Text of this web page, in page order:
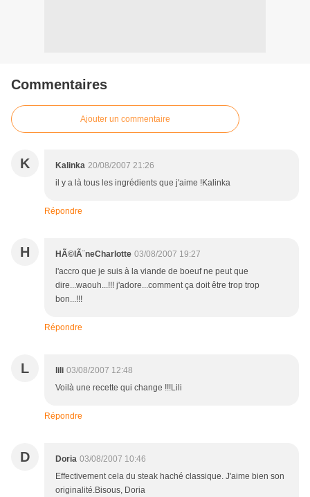
Commentaires
Ajouter un commentaire
K Kalinka 20/08/2007 21:26
il y a là tous les ingrédients que j'aime !Kalinka
Répondre
H HÃ©lÃ¨neCharlotte 03/08/2007 19:27
l'accro que je suis à la viande de boeuf ne peut que
dire...waouh...!!! j'adore...comment ça doit être trop trop
bon...!!!
Répondre
L lili 03/08/2007 12:48
Voilà une recette qui change !!!Lili
Répondre
D Doria 03/08/2007 10:46
Effectivement cela du steak haché classique. J'aime bien son
originalité.Bisous, Doria